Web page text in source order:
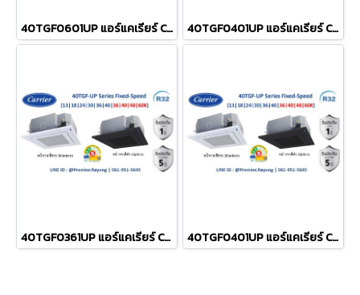
40TGF0601UP แอร์แคเรียร์ CARRIER แบบฝังฝ้าเพดาน 4-ทิศทาง 4-Way Cassette รุ่น TGF-UP Seires Fixed Speed R32 ขนาด 60,000BTU#5⭐ ระบบไฟ 380V รีโมทไร้สาย หน้ากากสีขาว (เฉพาะเครื่อง) 40TGF0401UP แอร์แคเรียร์ CARRIER แบบฝังฝ้าเพดาน 4-ทิศทาง 4-Way Cassette รุ่น TGF-UP Seires Fixed Speed R32 ขนาด 40,200BTU#5 ระบบไฟ 380V รีโมทไร้สาย หน้ากากสีขาว (เฉพาะเครื่อง)
40TGF0361UP แอร์แคเรียร์ CARRIER แบบฝังฝ้าเพดาน 4-ทิศทาง 4-Way Cassette รุ่น TGF-UP Seires Fixed Speed R32 ขนาด 36,100BTU#5 ระบบไฟ 380V รีโมทไร้สาย หน้ากากสีขาว (เฉพาะเครื่อง) 40TGF0401UP แอร์แคเรียร์ CARRIER แบบฝังฝ้าเพดาน 4-ทิศทาง 4-Way Cassette รุ่น TGF-UP Seires Fixed Speed R32 ขนาด 40,200BTU#5 รีโมทไร้สาย หน้ากากสีขาว (เฉพาะเครื่อง)